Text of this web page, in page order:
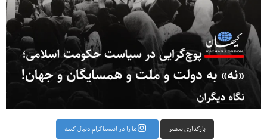
بارگذاری بیشتر ما را در اینستاگرام دنبال کنید